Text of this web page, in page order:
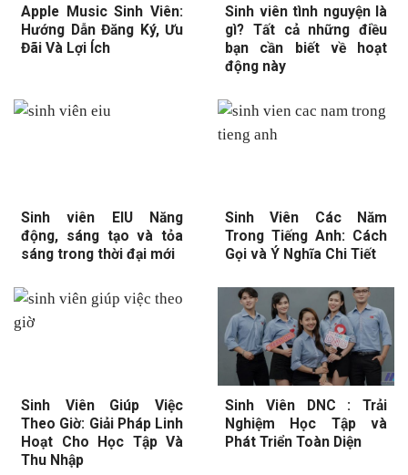
Apple Music Sinh Viên:
Hướng Dẫn Đăng Ký, Ưu
Đãi Và Lợi Ích
Sinh viên tình nguyện là
gì? Tất cả những điều
bạn cần biết về hoạt
động này
Sinh viên EIU Năng
động, sáng tạo và tỏa
sáng trong thời đại mới
Sinh Viên Các Năm
Trong Tiếng Anh: Cách
Gọi và Ý Nghĩa Chi Tiết
Sinh Viên Giúp Việc
Theo Giờ: Giải Pháp Linh
Hoạt Cho Học Tập Và
Thu Nhập
Sinh Viên DNC : Trải
Nghiệm Học Tập và
Phát Triển Toàn Diện